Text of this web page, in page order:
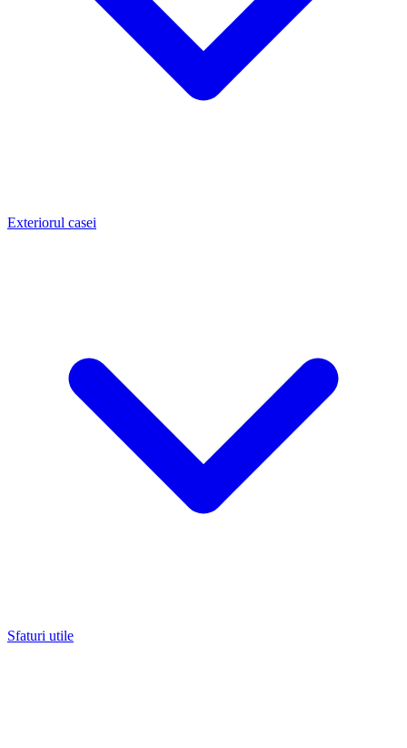
Exteriorul casei
Sfaturi utile